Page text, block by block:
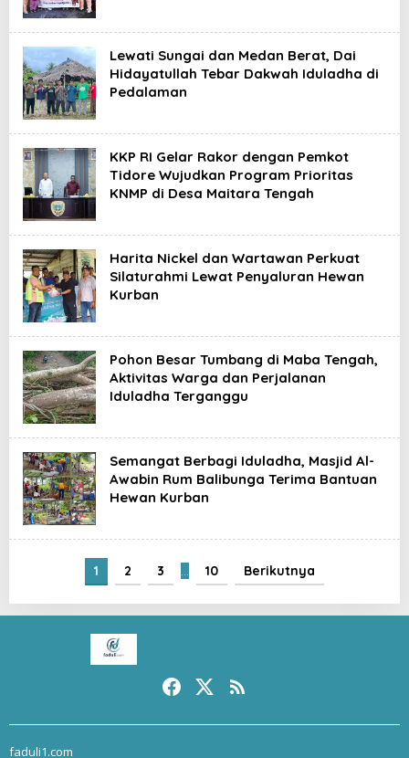
Lewati Sungai dan Medan Berat, Dai
Hidayatullah Tebar Dakwah Iduladha di
Pedalaman
KKP RI Gelar Rakor dengan Pemkot
Tidore Wujudkan Program Prioritas
KNMP di Desa Maitara Tengah
Harita Nickel dan Wartawan Perkuat
Silaturahmi Lewat Penyaluran Hewan
Kurban
Pohon Besar Tumbang di Maba Tengah,
Aktivitas Warga dan Perjalanan
Iduladha Terganggu
Semangat Berbagi Iduladha, Masjid Al-
Awabin Rum Balibunga Terima Bantuan
Hewan Kurban
1 2 3 … 10 Berikutnya
faduli1.com